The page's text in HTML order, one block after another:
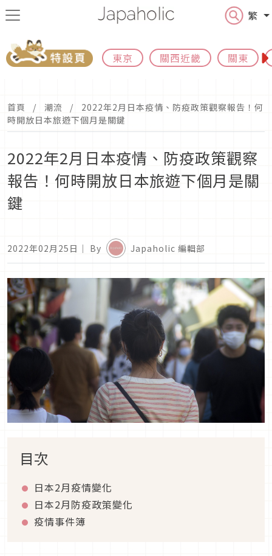
繁
東京 關西近畿 關東
首頁 潮流
2022年2月日本疫情、防疫政策觀察報告！何
時開放日本旅遊下個月是關鍵
2022年2月日本疫情、防疫政策觀察
報告！何時開放日本旅遊下個月是關
鍵
2022年02月25日 ｜ By Japaholic 編輯部
目次
日本2月疫情變化
日本2月防疫政策變化
疫情事件簿